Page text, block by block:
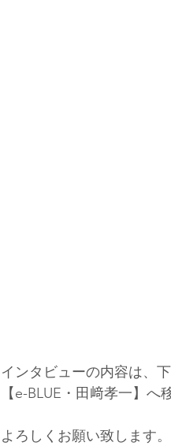
インタビューの内容は、
【e-BLUE・田﨑孝一】へ
よろしくお願い致します。